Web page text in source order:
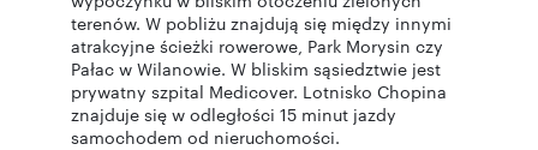
terenów. W pobliżu znajdują się między innymi
atrakcyjne ścieżki rowerowe, Park Morysin czy
Pałac w Wilanowie. W bliskim sąsiedztwie jest
prywatny szpital Medicover. Lotnisko Chopina
znajduje się w odległości 15 minut jazdy
samochodem od nieruchomości.